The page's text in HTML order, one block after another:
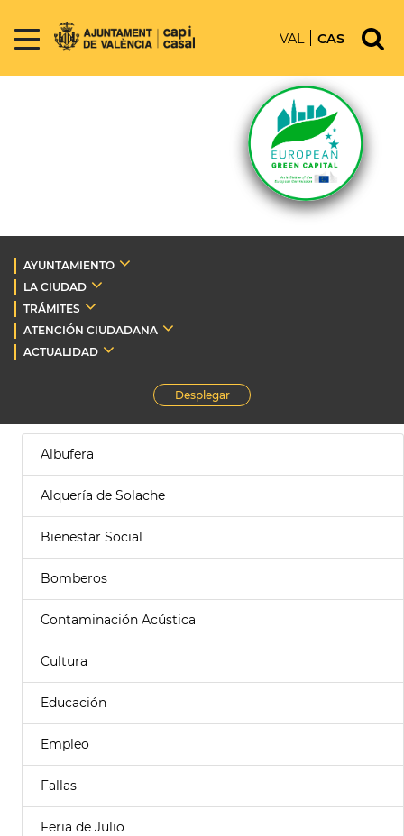
VAL CAS
AYUNTAMIENTO
LA CIUDAD
TRÁMITES
ATENCIÓN CIUDADANA
ACTUALIDAD
Desplegar
Albufera
Alquería de Solache
Bienestar Social
Bomberos
Contaminación Acústica
Cultura
Educación
Empleo
Fallas
Feria de Julio